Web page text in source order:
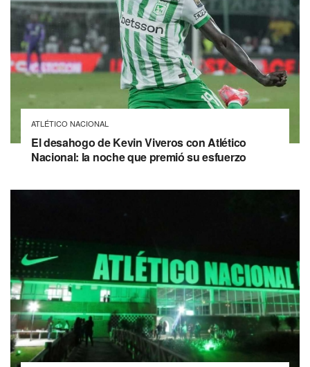
ATLÉTICO NACIONAL
El desahogo de Kevin Viveros con Atlético
Nacional: la noche que premió su esfuerzo